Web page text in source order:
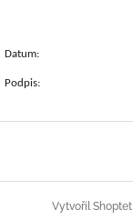
Datum:
Podpis:
Vytvořil Shoptet